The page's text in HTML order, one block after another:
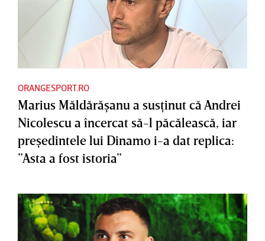
ORANGESPORT.RO
Marius Măldărăşanu a susţinut că Andrei
Nicolescu a încercat să-l păcălească, iar
preşedintele lui Dinamo i-a dat replica:
”Asta a fost istoria”